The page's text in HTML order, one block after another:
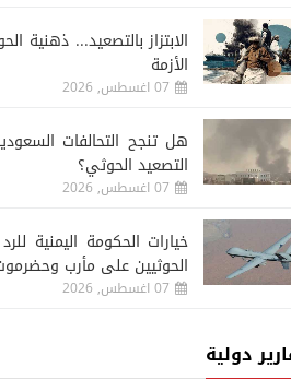
الابتزاز بالتصعيد... ذهنية
الأزمة
07 اغسطس, 2026
هل تنجح التحالفات
التصعيد الحوثي؟
07 اغسطس, 2026
خيارات الحكومة اليمنية
الحوثيين على مأرب
07 اغسطس, 2026
دولية